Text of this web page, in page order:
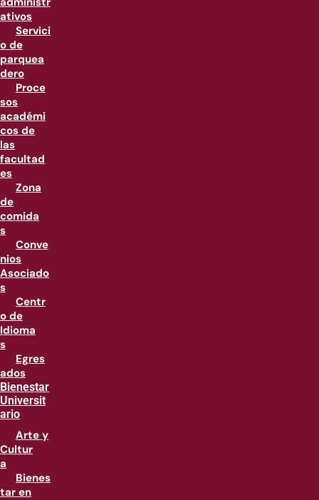
ativos
Servici
o de
parquea
dero
Proce
sos
académi
cos de
las
facultad
es
Zona
de
comida
s
Conve
nios
Asociado
s
Centr
o de
Idioma
s
Egres
ados
Bienestar
Universit
ario
Arte y
Cultur
a
Bienes
tar en